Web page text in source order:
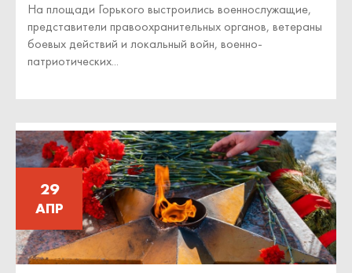
На площади Горького выстроились военнослужащие,
представители правоохранительных органов, ветераны
боевых действий и локальный войн, военно-
патриотических...
29
АПР